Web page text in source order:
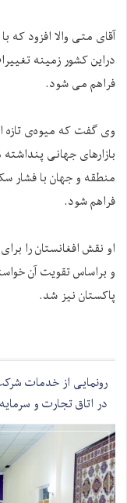
آقای متی والا افزود که
دراین کشور زمینه
فراهم می شود.
وی گفت که میوه‌ی تازه
بازارهای جهانی
منطقه و جهان با فشار
فراهم شود.
او نقش افغانستان را
و براساس تقویت آن
پاکستان نیز شد.
رونمایی از خدمات
در اتاق تجارت و